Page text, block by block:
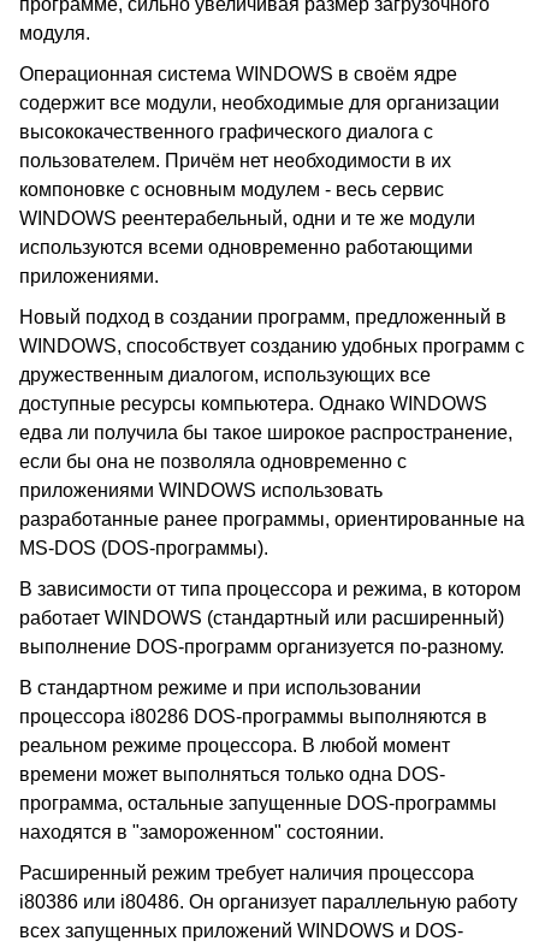
программе, сильно увеличивая размер загрузочного
модуля.
Операционная система WINDOWS в своём ядре
содержит все модули, необходимые для организации
высококачественного графического диалога с
пользователем. Причём нет необходимости в их
компоновке с основным модулем - весь сервис
WINDOWS реентерабельный, одни и те же модули
используются всеми одновременно работающими
приложениями.
Новый подход в создании программ, предложенный в
WINDOWS, способствует созданию удобных программ с
дружественным диалогом, использующих все
доступные ресурсы компьютера. Однако WINDOWS
едва ли получила бы такое широкое распространение,
если бы она не позволяла одновременно с
приложениями WINDOWS использовать
разработанные ранее программы, ориентированные на
MS-DOS (DOS-программы).
В зависимости от типа процессора и режима, в котором
работает WINDOWS (стандартный или расширенный)
выполнение DOS-программ организуется по-разному.
В стандартном режиме и при использовании
процессора i80286 DOS-программы выполняются в
реальном режиме процессора. В любой момент
времени может выполняться только одна DOS-
программа, остальные запущенные DOS-программы
находятся в "замороженном" состоянии.
Расширенный режим требует наличия процессора
i80386 или i80486. Он организует параллельную работу
всех запущенных приложений WINDOWS и DOS-